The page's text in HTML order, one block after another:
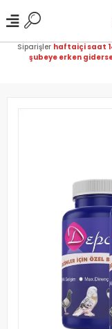
Siparişler haftaiçi saat
şubeye erken